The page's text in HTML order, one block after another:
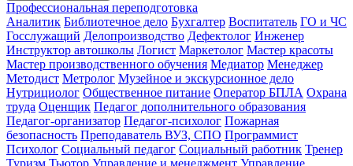
Профессиональная переподготовка
Аналитик Библиотечное дело Бухгалтер Воспитатель ГО и ЧС
Госслужащий Делопроизводство Дефектолог Инженер
Инструктор автошколы Логист Маркетолог Мастер красоты
Мастер производственного обучения Медиатор Менеджер
Методист Метролог Музейное и экскурсионное дело
Нутрициолог Общественное питание Оператор БПЛА Охрана
труда Оценщик Педагог дополнительного образования
Педагог-организатор Педагог-психолог Пожарная
безопасность Преподаватель ВУЗ, СПО Программист
Психолог Социальный педагог Социальный работник Тренер
Туризм Тьютор Управление и менеджмент Управление